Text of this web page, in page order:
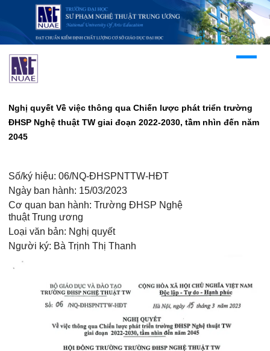
Nghị quyết Về việc thông qua Chiến lược phát triển trường
ĐHSP Nghệ thuật TW giai đoạn 2022-2030, tầm nhìn đến năm
2045
Số/ký hiệu: 06/NQ-ĐHSPNTTW-HĐT
Ngày ban hành: 15/03/2023
Cơ quan ban hành: Trường ĐHSP Nghệ
thuật Trung ương
Loại văn bản: Nghị quyết
Người ký: Bà Trịnh Thị Thanh